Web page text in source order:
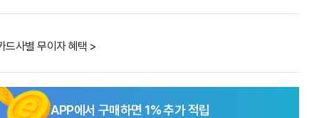
드사별 무이자 혜택 >
APP에서 구매하면 1% 추가 적립